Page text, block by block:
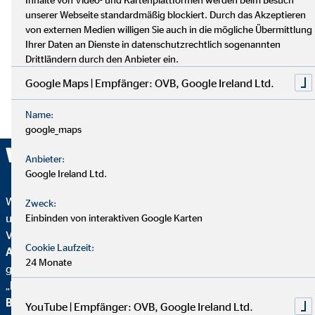
Wir sind ausgezeichnet!
Wir wurden mehrfach ausgezeichnet – ein starkes Zeichen für
unser Engagement in Qualität, Fairness und Nachhaltigkeit.
Von
Altersvorsorgeberatung und als fairster Finanzvertrieb
geehrt. Zusätzlich erhielten wir vom
„
Beschäftigung und Employability (IBE ). Als Teil der
unserer Webseite standardmäßig blockiert. Durch das Akzeptieren
von externen Medien willigen Sie auch in die mögliche Übermittlung
Ihrer Daten an Dienste in datenschutzrechtlich sogenannten
Drittländern durch den Anbieter ein.
Google Maps | Empfänger: OVB, Google Ireland Ltd.
Name:
google_maps
Anbieter:
Google Ireland Ltd.
Zweck:
Einbinden von interaktiven Google Karten
Cookie Laufzeit:
24 Monate
YouTube | Empfänger: OVB, Google Ireland Ltd.